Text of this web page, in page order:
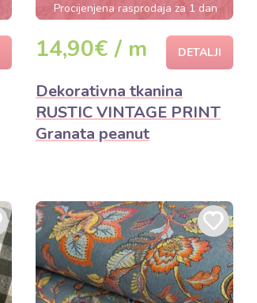
Procijenjena rasprodaja za 1 dan
14,90€ / m DETALJI
Dekorativna tkanina
RUSTIC VINTAGE PRINT
Granata peanut